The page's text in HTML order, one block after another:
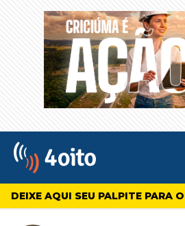
4oito
DEIXE AQUI SEU PALPITE PARA